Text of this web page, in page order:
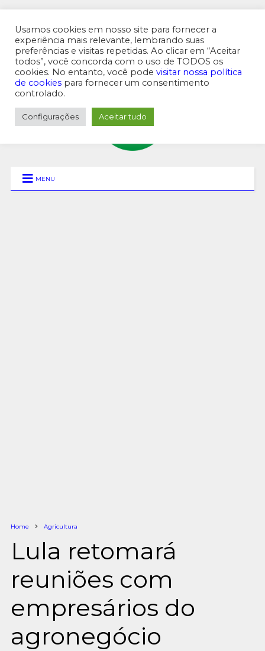
MENU SUPERIOR
MENU
Home Agricultura
Lula retomará
reuniões com
empresários do
agronegócio
Usamos cookies em nosso site para fornecer a
experiência mais relevante, lembrando suas
preferências e visitas repetidas. Ao clicar em “Aceitar
todos”, você concorda com o uso de TODOS os
cookies. No entanto, você pode visitar nossa política
de cookies para fornecer um consentimento
controlado.
Configurações Aceitar tudo